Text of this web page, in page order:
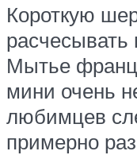
Короткую
расчесывать
Мытье
мини очень
любимцев
примерно